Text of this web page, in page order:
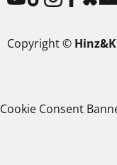
Copyright ©
Cookie Consent